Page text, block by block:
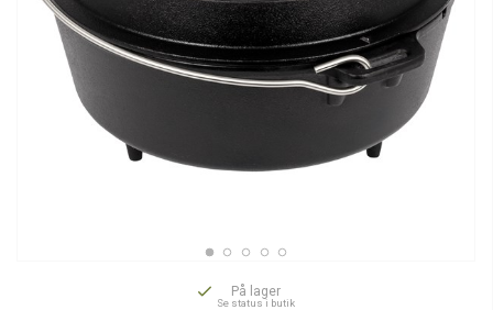
På lager
Se status i butik